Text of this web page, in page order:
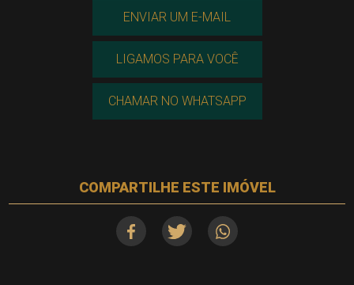
ENVIAR UM E-MAIL
LIGAMOS PARA VOCÊ
CHAMAR NO WHATSAPP
COMPARTILHE ESTE IMÓVEL